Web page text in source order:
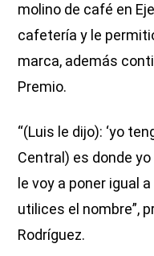
molino de café en
cafetería y le
marca, además
Premio.
“(Luis le dijo): ‘yo
Central) es donde
le voy a poner igual
utilices el nombre”,
Rodríguez.